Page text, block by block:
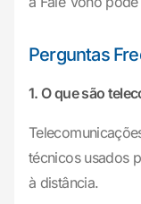
Perguntas
1. O que são
técnicos usados
à distância.